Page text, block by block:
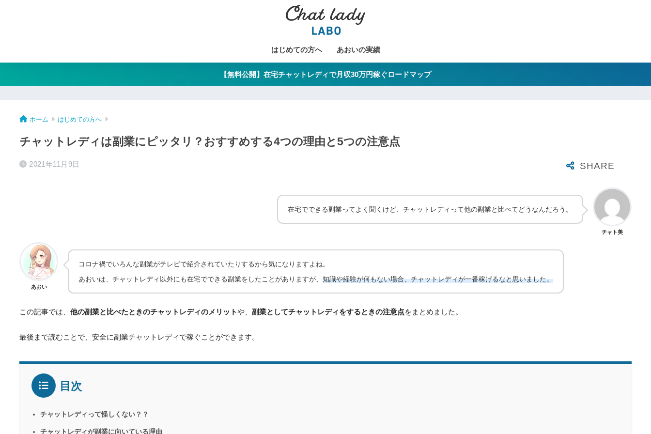
はじめての方へ あおいの実績
【無料公開】在宅チャットレディで月収30万円稼ぐロードマップ
ホーム はじめての方へ
チャットレディは副業にピッタリ？おすすめする4つの理由と5つの注意点
2021年11月9日
チャト美
在宅でできる副業ってよく聞くけど、チャットレディって他の副業と比べてどうなんだろう。
あおい
コロナ禍でいろんな副業がテレビで紹介されていたりするから気になりますよね。
あおいは、チャットレディ以外にも在宅でできる副業をしたことがありますが、 知識や経験が何もない場合、チャットレディが一番稼げるなと思いました。
この記事では、 他の副業と比べたときのチャットレディのメリットや、 副業としてチャットレディをするときの注意点をまとめました。
最後まで読むことで、安全に副業チャットレディで稼ぐことができます。
目次
チャットレディって怪しくない？？
チャットレディが副業に向いている理由